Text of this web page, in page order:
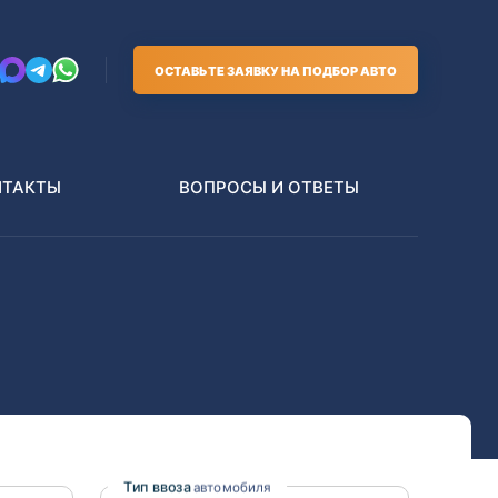
ОСТАВЬТЕ ЗАЯВКУ НА ПОДБОР АВТО
Toyota
ВОПРОСЫ И ОТВЕТЫ
Тип ввозаавтомобиля